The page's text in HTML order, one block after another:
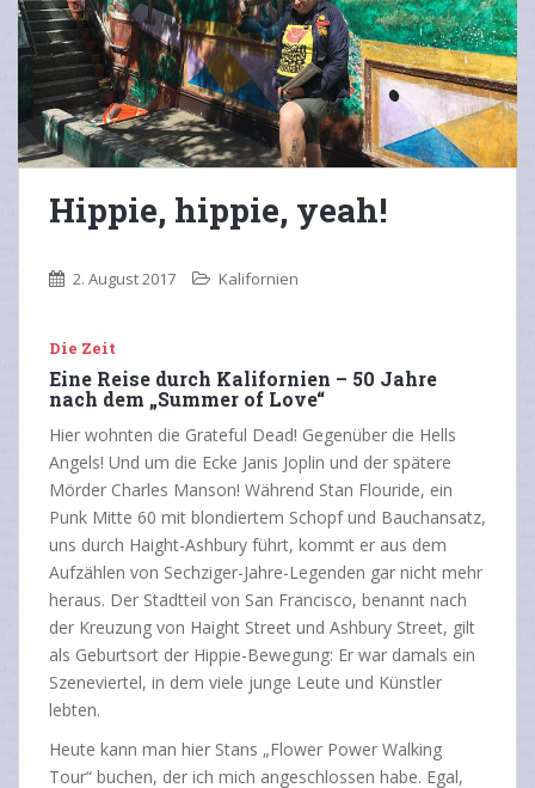
Hippie, hippie, yeah!
2. August 2017 Kalifornien
Die Zeit
Eine Reise durch Kalifornien – 50 Jahre
nach dem „Summer of Love“
Hier wohnten die Grateful Dead! Gegenüber die Hells
Angels! Und um die Ecke Janis Joplin und der spätere
Mörder Charles Manson! Während Stan Flouride, ein
Punk Mitte 60 mit blondiertem Schopf und Bauchansatz,
uns durch Haight-Ashbury führt, kommt er aus dem
Aufzählen von Sechziger-Jahre-Legenden gar nicht mehr
heraus. Der Stadtteil von San Francisco, benannt nach
der Kreuzung von Haight Street und Ashbury Street, gilt
als Geburtsort der Hippie-Bewegung: Er war damals ein
Szeneviertel, in dem viele junge Leute und Künstler
lebten.
Heute kann man hier Stans „Flower Power Walking
Tour“ buchen, der ich mich angeschlossen habe. Egal,